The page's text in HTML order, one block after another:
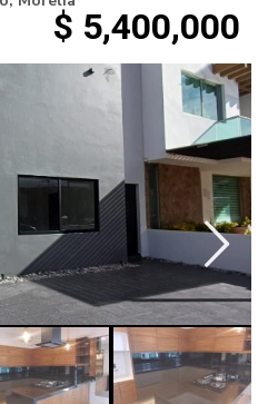
$ 5,400,000